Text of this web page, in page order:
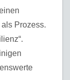
Prozess.